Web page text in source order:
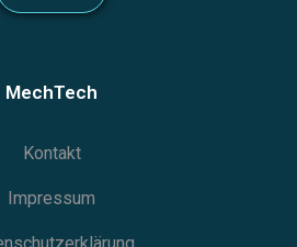
MechTech
Kontakt
Impressum